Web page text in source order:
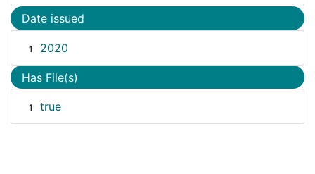
Date issued
1 2020
Has File(s)
1 true